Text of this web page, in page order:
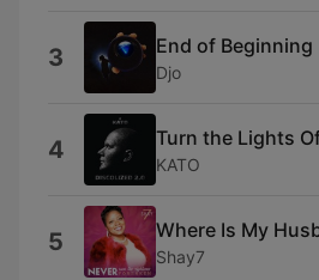
3 End of Beginning
Djo
4 Turn the Lights
KATO
5 Where Is My
Shay7